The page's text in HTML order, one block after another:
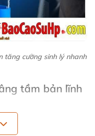
tăng cường sinh lý nhanh
tầm bản lĩnh
là lựa chọn